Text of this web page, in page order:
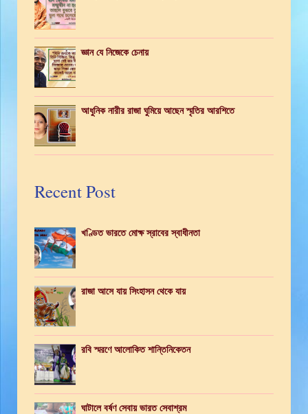
জ্ঞান যে নিজেকে চেনায়
আধুনিক নারীর রাজা ঘুমিয়ে আছেন স্মৃতির আরশিতে
Recent Post
খণ্ডিত ভারতে মোক্ষ স্রাবের স্বাধীনতা
রাজা আসে যায় সিংহাসন থেকে যায়
রবি স্মরণে আলোকিত শান্তিনিকেতন
ঘাটালে বর্ষণ সেবায় ভারত সেবাশ্রম